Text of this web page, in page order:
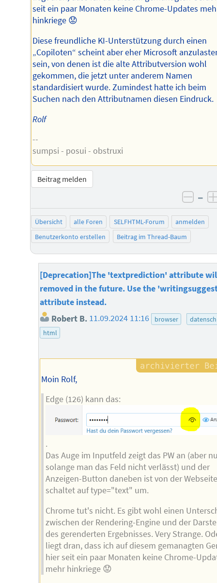
seit ein paar Monaten keine Chrome-Updates
hinkriege 😟
Diese freundliche KI-Unterstützung durch einen
„Copiloten“ scheint aber eher Microsoft
sein, von denen ist die alte Attributversion wohl
gekommen, die jetzt unter anderem Namen
standardisiert wurde. Zumindest hatte ich beim
Suchen nach den Attributnamen diesen Eindruck.
Rolf
--
sumpsi - posui - obstruxi
Beitrag melden
–
Übersicht alle Foren SELFHTML-Forum
anmelden
Benutzerkonto erstellen
Beitrag im Thread-Baum
[Deprecation]The 'textprediction' attribute
removed in the future. Use the
attribute instead.
Robert B. 11.09.2024 11:16 browser
html
Moin Rolf,
Edge (126) kann das:
.
Das Auge im Inputfeld zeigt das PW an (aber
solange man das Feld nicht verlässt) und der
Anzeigen-Button daneben ist von der
schaltet auf type="text" um.
Chrome tut's nicht. Es gibt wohl einen
zwischen der Rendering-Engine und der
des gerenderten Ergebnisses. Very Strange.
liegt dran, dass ich auf diesem gemanagten
hier seit ein paar Monaten keine Chrome-
mehr hinkriege 😟